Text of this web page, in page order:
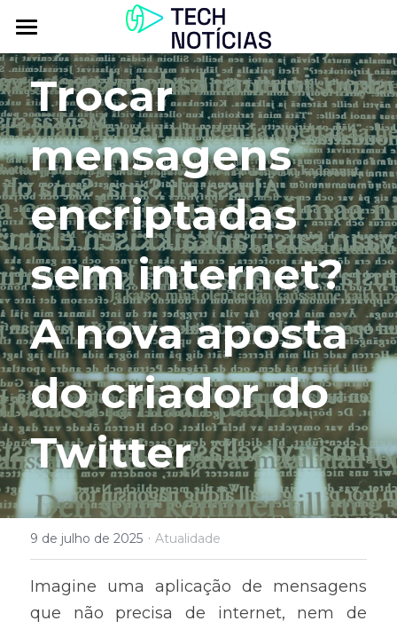
Atualidade
Explorar
Podcasts
Inbox
Contactos
Trocar
mensagens
encriptadas
sem internet?
A nova aposta
do criador do
Twitter
9 de julho de 2025 · Atualidade
Imagine uma aplicação de mensagens
que não precisa de internet, nem de